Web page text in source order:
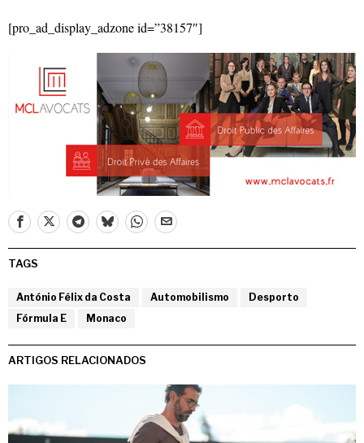
[pro_ad_display_adzone id=”38157″]
TAGS
António Félix da Costa Automobilismo
Desporto
Fórmula E
Monaco
ARTIGOS RELACIONADOS